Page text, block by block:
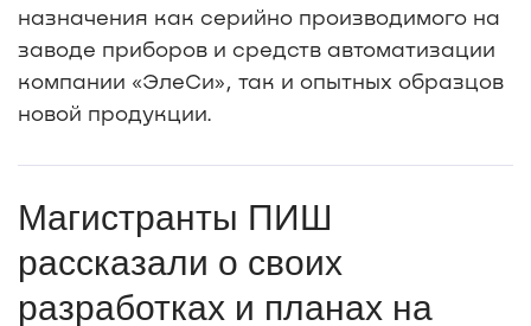
назначения как серийно производимого на
заводе приборов и средств автоматизации
компании «ЭлеСи», так и опытных образцов
новой продукции.
Магистранты ПИШ
рассказали о своих
разработках и планах на